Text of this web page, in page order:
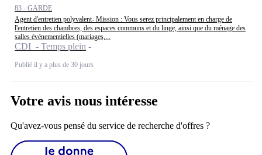
83 - GARDE
Agent d'entretien polyvalent- Mission : Vous serez principalement en charge de
l'entretien des chambres, des espaces communs et du linge, ainsi que du ménage des
salles événementielles (mariages,...
CDI - Temps plein
Publié il y a plus de 30 jours
Votre avis nous intéresse
Qu'avez-vous pensé du service de recherche d'offres ?